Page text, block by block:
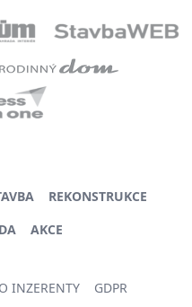
REKONSTRUKCE
AKCE
INZERENTY GDPR